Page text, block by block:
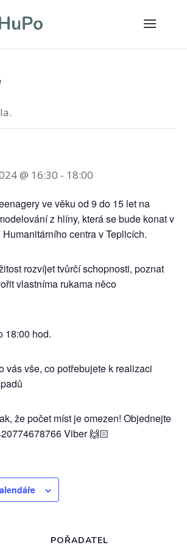
@ 16:30 - 18:00
ve věku od 9 do 15 let na
z hlíny, která se bude konat v
centra v Teplicích.
rozvíjet tvůrčí schopnosti, poznat
vlastníma rukama něco
18:00 hod.
vás vše, co potřebujete k realizaci
že počet míst je omezen! Objednejte
Viber 🙌🏻
POŘADATEL